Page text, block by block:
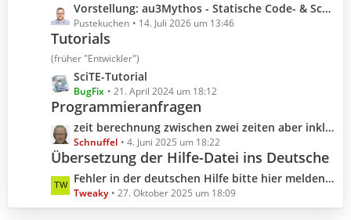
ä
g
e
B
e
i
t
r
ä
g
e
e
t
z
e
B
i
t
r
ä
g
e
Vorstellung: au3Mythos - Statische Code- & Scoping-Analyse für AutoIt 3
Pustekuchen 14. Juli 2026 um 13:46
Tutorials
(früher "Entwickler")
L
e
t
z
t
e
e
SciTE-Tutorial
BugFix 21. April 2024 um 18:12
Programmieranfragen
L
e
t
z
e
zeit berechnung zwischen zwei zeiten aber inklusive millisekunden
Schnuffel 4. Juni 2025 um 18:22
Übersetzung der Hilfe-Datei ins Deutsche
L
e
t
Fehler in der deutschen Hilfe bitte hier melden (Hilfedatei 3.3.18.0 2025.10.04)
Tweaky 27. Oktober 2025 um 18:09